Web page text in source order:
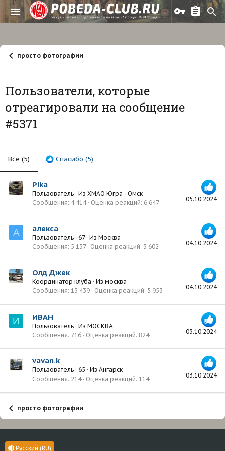
просто фотографии
Пользователи, которые
отреагировали на сообщение
#5371
Все (5) Спасибо (5)
05.10.2024
Pika
Пользователь · Из ХМАО Югра - Омск
Сообщения 4 414 Оценка реакций 6 647
А
04.10.2024
алекса
Пользователь · 67 · Из Москва
Сообщения 5 137 Оценка реакций 3 602
04.10.2024
Олд Джек
Координатор клуба · Из москва
Сообщения 13 439 Оценка реакций 5 953
И
03.10.2024
ИВАН
Пользователь · Из МОСКВА
Сообщения 716 Оценка реакций 824
03.10.2024
vavan.k
Пользователь · 65 · Из Ангарск
Сообщения 214 Оценка реакций 114
просто фотографии
Русский (RU)